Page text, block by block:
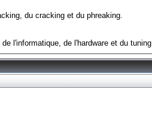
du cracking et du phreaking.
l'informatique, de l'hardware et du tuning.